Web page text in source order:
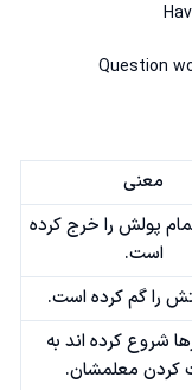
Question
معنی
پولش را خرج کرده
است.
را گم کرده است‌.
شروع کرده اند به
کردن معلمشان.